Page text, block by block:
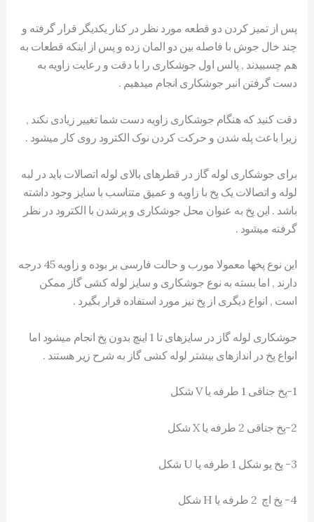
پس از تمیز کردن دو قطعه مورد نظر در کنار یکدیگر قرار گرفته و
چند خال جوش با فاصله بین دو المان زده و پس از اینکه قطعات به
هم چسبیدند , پالس اول جوشکاری را با دقت و رعایت زاویه به
دست گرفتن انبر جوشکاری انجام میدهیم .
دقت کنید که هنگام جوشکاری زاویه دست شما تغییر زیادی نکند ,
زیرا باعث پله شدن و حرکت کردن نوک الکترود روی کار میشود .
برای جوشکاری لوله گاز در قطرهای بالای لوله اتصالات باید در لبه
لوله و اتصالات یک پخ با زاویه و عمیق متناسب با سایز وجود داشته
باشد . این پخ به عنوان محل جوشکاری و پرشدن با الکترود در نظر
گرفته میشود .
این نوع پخها معمولا مورب و حالت فارسی بر بوده و زاویه 45 درجه
دارند , اما بسته به نوع جوشکاری و سایز لوله کشی گاز ممکن
است , انواع دیگری از پخ نیز مورد استفاده قرار بگیرد .
جوشکاری لوله گاز در سایزهای تا 1 اینچ بدون پخ انجام میشود اما
انواع پخ در اندازهای بیشتر لوله کشی گاز به شرح زیر هستند .
1-پخ جناقی 1 طرفه یا V شکل
2-پخ جناقی 2 طرفه یا X شکل
3- پخ یو شکل 1 طرفه یا U شکل
4- پخ اچ 2 طرفه یا H شکل